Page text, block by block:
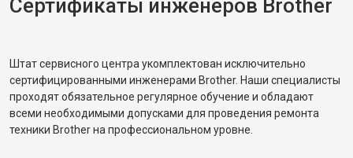
Сертификаты инженеров Brother
Штат сервисного центра укомплектован исключительно
сертифицированными инженерами Brother. Наши специалисты
проходят обязательное регулярное обучение и обладают
всеми необходимыми допусками для проведения ремонта
техники Brother на профессиональном уровне.